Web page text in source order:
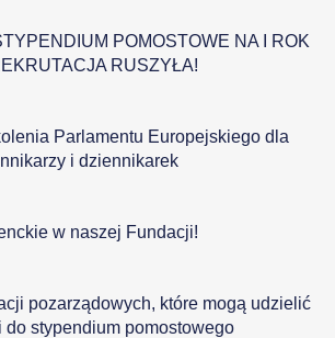
POMOSTOWE NA I ROK
RUSZYŁA!
Parlamentu Europejskiego dla
i dziennikarek
w naszej Fundacji!
pozarządowych, które mogą udzielić
do stypendium pomostowego